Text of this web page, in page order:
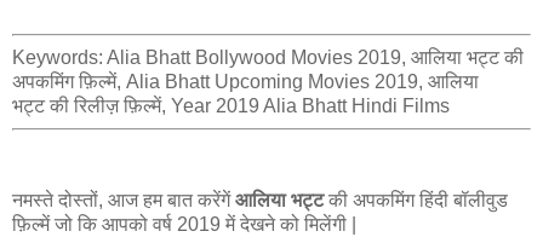
Keywords: Alia Bhatt Bollywood Movies 2019, आलिया भट्ट की
अपकमिंग फ़िल्में, Alia Bhatt Upcoming Movies 2019, आलिया
भट्ट की रिलीज़ फ़िल्में, Year 2019 Alia Bhatt Hindi Films
नमस्ते दोस्तों, आज हम बात करेंगेंआलिया भट्टकी अपकमिंग हिंदी बॉलीवुड
फ़िल्में जो कि आपको वर्ष 2019 में देखने को मिलेंगी |